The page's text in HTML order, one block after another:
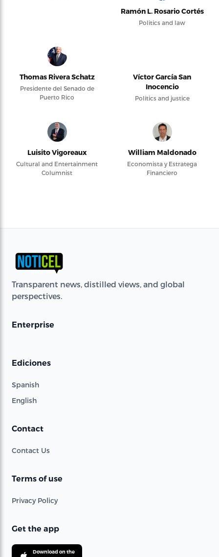
Ramón L. Rosario Cortés
Politics and law
Thomas Rivera Schatz
Presidente del Senado de
Puerto Rico
Víctor García San
Inocencio
Politics and justice
Luisito Vigoreaux
Cultural and Entertainment
Columnist
William Maldonado
Economista y Estratega
Financiero
Transparent news, distilled views, and global
perspectives.
Enterprise
Ediciones
Spanish
English
Contact
Contact Us
Terms of use
Privacy Policy
Get the app
Download on the